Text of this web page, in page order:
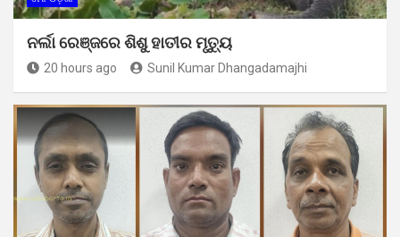
ନର୍ଲା ରେଞ୍ଜରେ ଶିଶୁ ହାତୀର ମୃତ୍ୟୁ
20 hours ago Sunil Kumar Dhangadamajhi